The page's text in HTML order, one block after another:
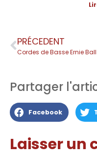
PRÉCEDENT
Partager
Facebook
Laisser un